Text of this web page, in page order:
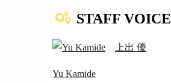
STAFF VOICE
上出 優
Yu Kamide